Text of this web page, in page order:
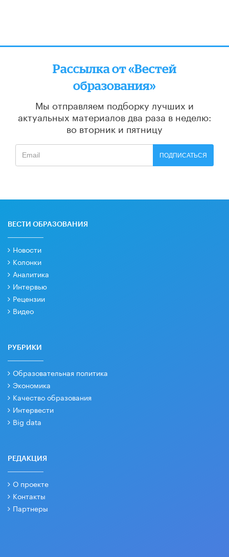
Рассылка от «Вестей
образования»
Мы отправляем подборку лучших и
актуальных материалов два раза в неделю:
во вторник и пятницу
ПОДПИСАТЬСЯ
ВЕСТИ ОБРАЗОВАНИЯ
Новости
Колонки
Аналитика
Интервью
Рецензии
Видео
РУБРИКИ
Образовательная политика
Экономика
Качество образования
Интервести
Big data
РЕДАКЦИЯ
О проекте
Контакты
Партнеры